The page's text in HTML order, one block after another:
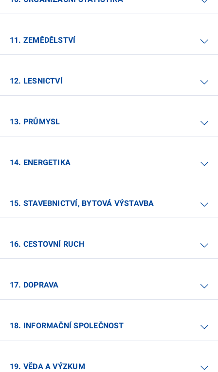
11. ZEMĚDĚLSTVÍ
12. LESNICTVÍ
13. PRŮMYSL
14. ENERGETIKA
15. STAVEBNICTVÍ, BYTOVÁ VÝSTAVBA
16. CESTOVNÍ RUCH
17. DOPRAVA
18. INFORMAČNÍ SPOLEČNOST
19. VĚDA A VÝZKUM